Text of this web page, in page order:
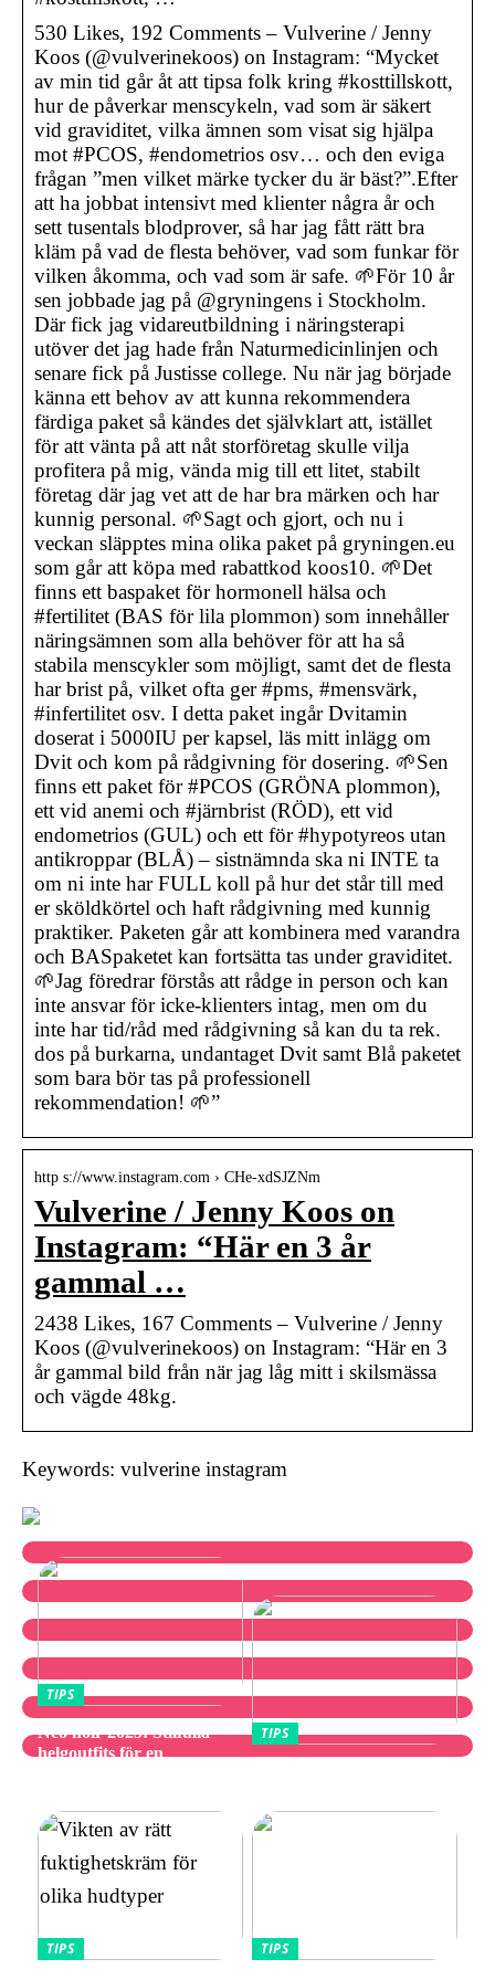
530 Likes, 192 Comments – Vulverine / Jenny
Koos (@vulverinekoos) on Instagram: “Mycket
av min tid går åt att tipsa folk kring #kosttillskott,
hur de påverkar menscykeln, vad som är säkert
vid graviditet, vilka ämnen som visat sig hjälpa
mot #PCOS, #endometrios osv… och den eviga
frågan ”men vilket märke tycker du är bäst?”.Efter
att ha jobbat intensivt med klienter några år och
sett tusentals blodprover, så har jag fått rätt bra
kläm på vad de flesta behöver, vad som funkar för
vilken åkomma, och vad som är safe. 🌱För 10 år
sen jobbade jag på @gryningens i Stockholm.
Där fick jag vidareutbildning i näringsterapi
utöver det jag hade från Naturmedicinlinjen och
senare fick på Justisse college. Nu när jag började
känna ett behov av att kunna rekommendera
färdiga paket så kändes det självklart att, istället
för att vänta på att nåt storföretag skulle vilja
profitera på mig, vända mig till ett litet, stabilt
företag där jag vet att de har bra märken och har
kunnig personal. 🌱Sagt och gjort, och nu i
veckan släpptes mina olika paket på gryningen.eu
som går att köpa med rabattkod koos10. 🌱Det
finns ett baspaket för hormonell hälsa och
#fertilitet (BAS för lila plommon) som innehåller
näringsämnen som alla behöver för att ha så
stabila menscykler som möjligt, samt det de flesta
har brist på, vilket ofta ger #pms, #mensvärk,
#infertilitet osv. I detta paket ingår Dvitamin
doserat i 5000IU per kapsel, läs mitt inlägg om
Dvit och kom på rådgivning för dosering. 🌱Sen
finns ett paket för #PCOS (GRÖNA plommon),
ett vid anemi och #järnbrist (RÖD), ett vid
endometrios (GUL) och ett för #hypotyreos utan
antikroppar (BLÅ) – sistnämnda ska ni INTE ta
om ni inte har FULL koll på hur det står till med
er sköldkörtel och haft rådgivning med kunnig
praktiker. Paketen går att kombinera med varandra
och BASpaketet kan fortsätta tas under graviditet.
🌱Jag föredrar förstås att rådge in person och kan
inte ansvar för icke-klienters intag, men om du
inte har tid/råd med rådgivning så kan du ta rek.
dos på burkarna, undantaget Dvit samt Blå paketet
som bara bör tas på professionell
rekommendation! 🌱”
http s://www.instagram.com › CHe-xdSJZNm
Vulverine / Jenny Koos on
Instagram: “Här en 3 år
gammal …
2438 Likes, 167 Comments – Vulverine / Jenny
Koos (@vulverinekoos) on Instagram: “Här en 3
år gammal bild från när jag låg mitt i skilsmässa
och vägde 48kg.
Keywords: vulverine instagram
TIPS
Neo noir 2025: Stilfulla
helgoutfits för en
TIPS
TIPS TIPS